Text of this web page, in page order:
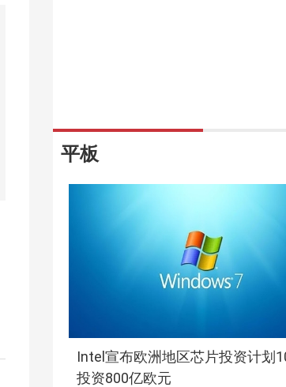
平板
Intel宣布欧洲地区芯片投资计划
投资800亿欧元